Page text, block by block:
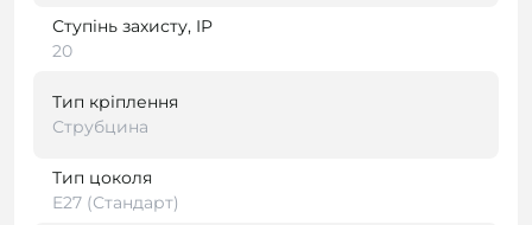
Ступінь захисту, IP
20
Тип кріплення
Струбцина
Тип цоколя
E27 (Стандарт)